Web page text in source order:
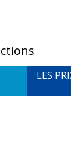
LES